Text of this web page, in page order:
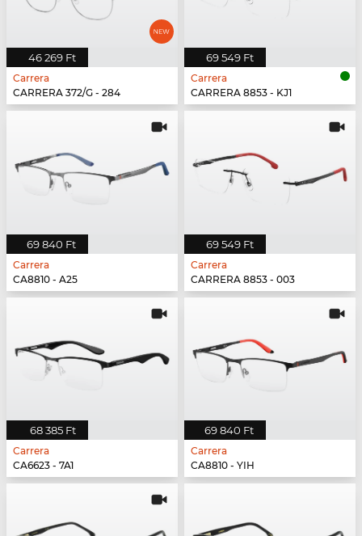
46 269 Ft
Carrera
CARRERA 372/G - 284
69 549 Ft
Carrera
CARRERA 8853 - KJ1
69 840 Ft
Carrera
CA8810 - A25
69 549 Ft
Carrera
CARRERA 8853 - 003
68 385 Ft
Carrera
CA6623 - 7A1
69 840 Ft
Carrera
CA8810 - YIH